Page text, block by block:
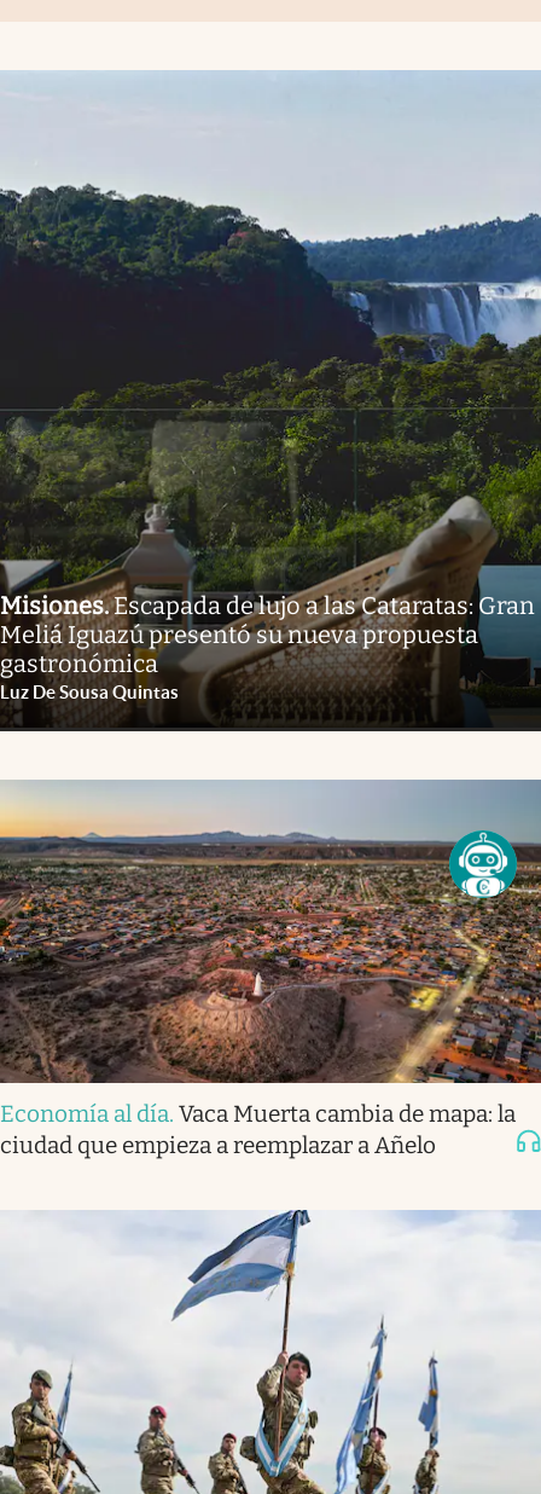
Misiones.Escapada de lujo a las Cataratas: Gran
Meliá Iguazú presentó su nueva propuesta
gastronómica
Luz De Sousa Quintas
Economía al día. Vaca Muerta cambia de mapa: la
ciudad que empieza a reemplazar a Añelo